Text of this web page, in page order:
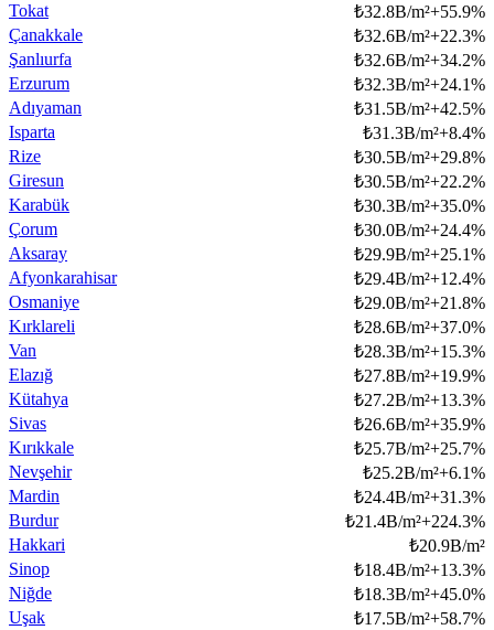
Tokat
₺32.8B/m²+55.9%
Çanakkale
₺32.6B/m²+22.3%
Şanlıurfa
₺32.6B/m²+34.2%
Erzurum
₺32.3B/m²+24.1%
Adıyaman
₺31.5B/m²+42.5%
Isparta
₺31.3B/m²+8.4%
Rize
₺30.5B/m²+29.8%
Giresun
₺30.5B/m²+22.2%
Karabük
₺30.3B/m²+35.0%
Çorum
₺30.0B/m²+24.4%
Aksaray
₺29.9B/m²+25.1%
Afyonkarahisar
₺29.4B/m²+12.4%
Osmaniye
₺29.0B/m²+21.8%
Kırklareli
₺28.6B/m²+37.0%
Van
₺28.3B/m²+15.3%
Elazığ
₺27.8B/m²+19.9%
Kütahya
₺27.2B/m²+13.3%
Sivas
₺26.6B/m²+35.9%
Kırıkkale
₺25.7B/m²+25.7%
Nevşehir
₺25.2B/m²+6.1%
Mardin
₺24.4B/m²+31.3%
Burdur
₺21.4B/m²+224.3%
Hakkari
₺20.9B/m²
Sinop
₺18.4B/m²+13.3%
Niğde
₺18.3B/m²+45.0%
Uşak
₺17.5B/m²+58.7%